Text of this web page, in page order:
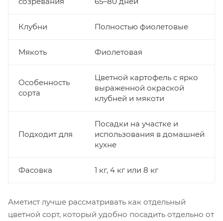
Клубни Полностью фиолетовые
Мякоть Фиолетовая
Особенность
сорта
Цветной картофель с ярко
выраженной окраской
клубней и мякоти
Подходит для
Посадки на участке и
использования в домашней
кухне
Фасовка 1 кг, 4 кг или 8 кг
Аметист лучше рассматривать как отдельный
цветной сорт, который удобно посадить отдельно от